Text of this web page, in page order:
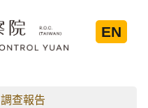
EN
調查報告